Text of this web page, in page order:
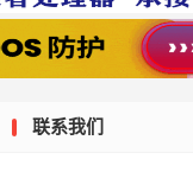
联系我们